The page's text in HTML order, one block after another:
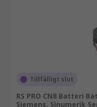
Tillfälligt slut
RS PRO CN8 Batteri
Siemens, Sinumerik